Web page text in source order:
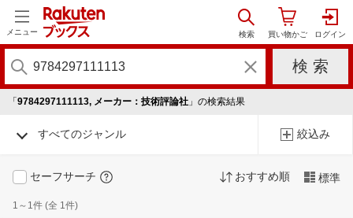
メニュー
「 9784297111113, メーカー：技術評論社 」の検索結果
すべてのジャンル 絞込み
セーフサーチ おすすめ順 標準
1～1件 (全 1件)